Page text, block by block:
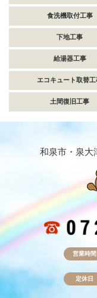
食洗機取付工事
下地工事
給湯器工事
エコキュート取替工
土間復旧工事
和泉市・泉大
営業時間
定休日